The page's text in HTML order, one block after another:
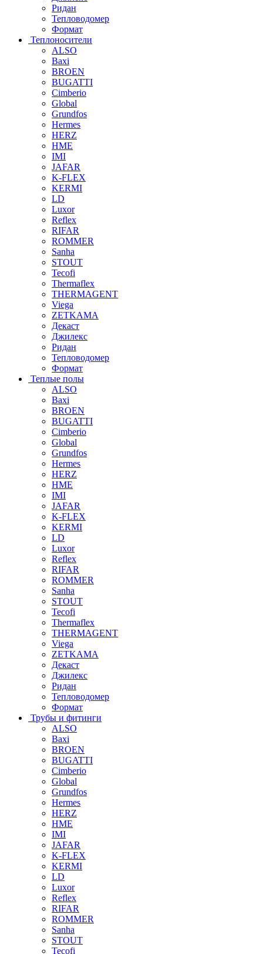
Ридан
Тепловодомер
Формат
Теплоносители
ALSO
Baxi
BROEN
BUGATTI
Cimberio
Global
Grundfos
Hermes
HERZ
HME
IMI
JAFAR
K-FLEX
KERMI
LD
Luxor
Reflex
RIFAR
ROMMER
Sanha
STOUT
Tecofi
Thermaflex
THERMAGENT
Viega
ZETKAMA
Декаст
Джилекс
Ридан
Тепловодомер
Формат
Теплые полы
ALSO
Baxi
BROEN
BUGATTI
Cimberio
Global
Grundfos
Hermes
HERZ
HME
IMI
JAFAR
K-FLEX
KERMI
LD
Luxor
Reflex
RIFAR
ROMMER
Sanha
STOUT
Tecofi
Thermaflex
THERMAGENT
Viega
ZETKAMA
Декаст
Джилекс
Ридан
Тепловодомер
Формат
Трубы и фитинги
ALSO
Baxi
BROEN
BUGATTI
Cimberio
Global
Grundfos
Hermes
HERZ
HME
IMI
JAFAR
K-FLEX
KERMI
LD
Luxor
Reflex
RIFAR
ROMMER
Sanha
STOUT
Tecofi